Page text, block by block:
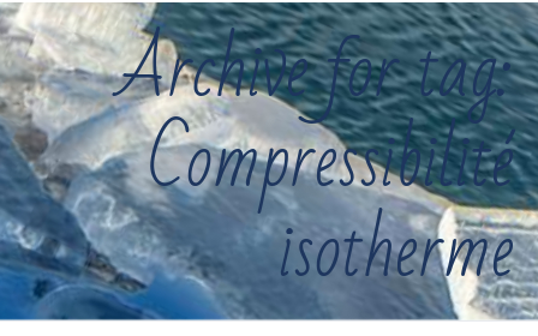
Archive for tag:
Compressibilité
isotherme